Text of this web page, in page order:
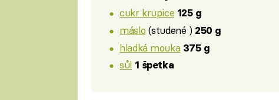
cukr krupice 125 g
máslo (studené ) 250 g
hladká mouka 375 g
sůl 1 špetka